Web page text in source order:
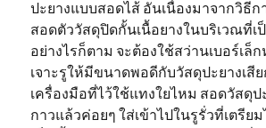
ปะยางแบบสอดไส้ อันเนื่องมาจากวิธีก
สอดตัววัสดุปิดกั้นเนื้อยางในบริเวณที่เ
อย่างไรก็ตาม จะต้องใช้สว่านเบอร์เล็
เจาะรูให้มีขนาดพอดีกับวัสดุปะยางเสี
เครื่องมือที่ไว้ใช้แทงใยไหม สอดวัสดุ
กาวแล้วค่อยๆ ใส่เข้าไปในรูรั่วที่เตรีย